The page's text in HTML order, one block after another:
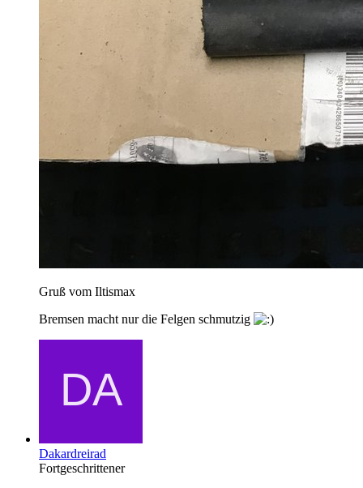
Gruß vom Iltismax
Bremsen macht nur die Felgen schmutzig
Dakardreirad
Fortgeschrittener